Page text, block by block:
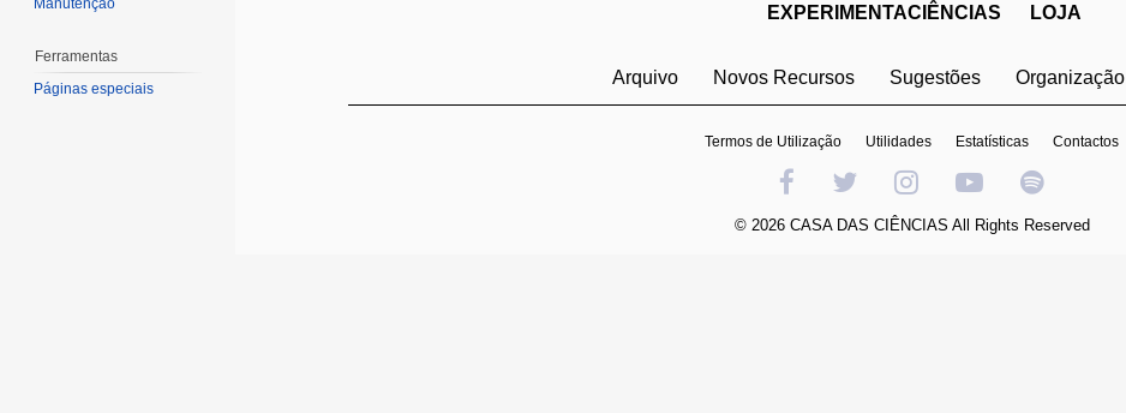
Ferramentas
Páginas especiais
EXPERIMENTACIÊNCIAS
LOJA
Arquivo Novos Recursos Sugestões Organização
Termos de Utilização Utilidades Estatísticas Contactos
© 2026 CASA DAS CIÊNCIAS All Rights Reserved